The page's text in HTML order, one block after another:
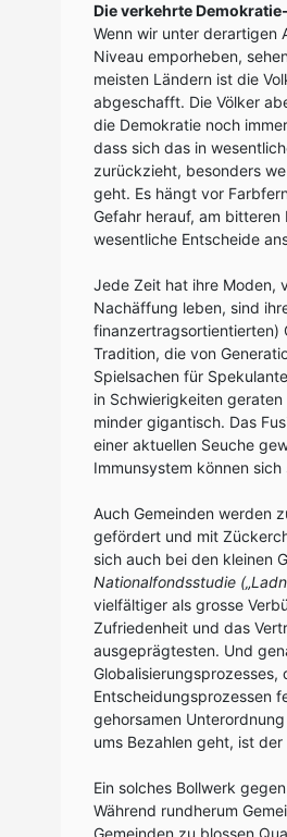
Die verkehrte
Wenn wir unter derartigen
Niveau emporheben,
meisten Ländern ist die
abgeschafft. Die Völker
die Demokratie noch
dass sich das in
zurückzieht, besonders
geht. Es hängt vor
Gefahr herauf, am
wesentliche Entscheide
Jede Zeit hat ihre Moden,
Nachäffung leben, sind
finanzertragsortientierten)
Tradition, die von
Spielsachen für
in Schwierigkeiten
minder gigantisch. Das
einer aktuellen Seuche
Immunsystem können
Auch Gemeinden werden
gefördert und mit
sich auch bei den kleinen
Nationalfondsstudie
vielfältiger als grosse
Zufriedenheit und das
ausgeprägtesten. Und
Entscheidungsprozessen
gehorsamen
ums Bezahlen geht, ist
Ein solches Bollwerk
Während rundherum
Gemeinden zu blossen